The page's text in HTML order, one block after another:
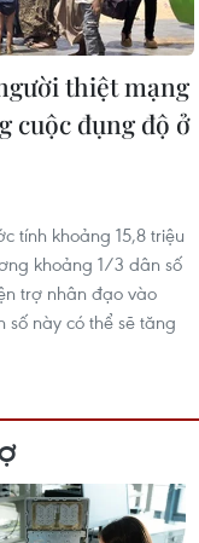
thiệt mạng
cuộc đụng độ ở
tính khoảng 15,8 triệu
khoảng 1/3 dân số
trợ nhân đạo vào
số này có thể sẽ tăng